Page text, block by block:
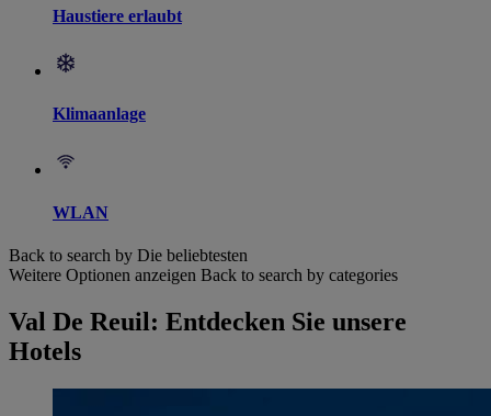
Haustiere erlaubt
Klimaanlage
WLAN
Back to search by Die beliebtesten
Weitere Optionen anzeigen Back to search by categories
Val De Reuil: Entdecken Sie unsere
Hotels